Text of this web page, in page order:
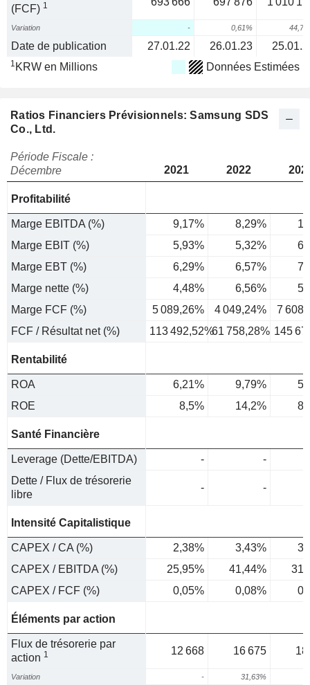
(FCF) 1
Variation - 0,61%
Date de publication 27.01.22 26.01.23
1 KRW en Millions Données Estimées
Ratios Financiers Prévisionnels: Samsung SDS
Co., Ltd.
Période Fiscale :
Décembre
2021 2022
Profitabilité
Marge EBITDA (%) 9,17% 8,29%
Marge EBIT (%)
5,93% 5,32%
Marge EBT (%)
6,29% 6,57%
Marge nette (%)
4,48% 6,56%
Marge FCF (%)
5 089,26% 4 049,24%
7
FCF / Résultat net (%)
113 492,52%61 758,28% 145
Rentabilité
ROA 6,21% 9,79%
ROE
8,5% 14,2%
Santé Financière
Leverage (Dette/EBITDA) -
-
Dette / Flux de trésorerie
libre
- -
Intensité Capitalistique
CAPEX / CA (%) 2,38% 3,43%
CAPEX / EBITDA (%)
25,95% 41,44%
CAPEX / FCF (%)
0,05% 0,08%
Éléments par action
Flux de trésorerie par
action 1 12 668 16 675 18
Variation - 31,63%